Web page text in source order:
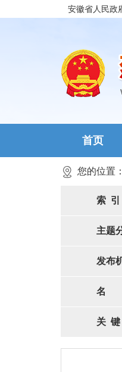
安徽省人民政
首页
您的位置：
索 引
主题
发布
名
关 键